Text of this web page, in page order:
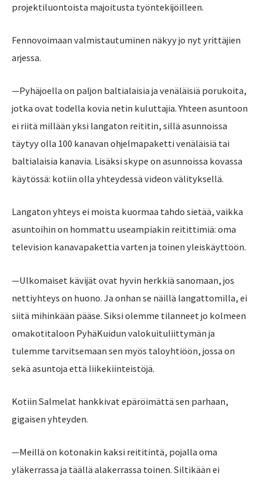
projektiluontoista majoitusta työntekijöilleen.
Fennovoimaan valmistautuminen näkyy jo nyt yrittäjien
arjessa.
—Pyhäjoella on paljon baltialaisia ja venäläisiä porukoita,
jotka ovat todella kovia netin kuluttajia. Yhteen asuntoon
ei riitä millään yksi langaton reititin, sillä asunnoissa
täytyy olla 100 kanavan ohjelmapaketti venäläisiä tai
baltialaisia kanavia. Lisäksi skype on asunnoissa kovassa
käytössä: kotiin olla yhteydessä videon välityksellä.
Langaton yhteys ei moista kuormaa tahdo sietää, vaikka
asuntoihin on hommattu useampiakin reitittimiä: oma
television kanavapakettia varten ja toinen yleiskäyttöön.
—Ulkomaiset kävijät ovat hyvin herkkiä sanomaan, jos
nettiyhteys on huono. Ja onhan se näillä langattomilla, ei
siitä mihinkään pääse. Siksi olemme tilanneet jo kolmeen
omakotitaloon PyhäKuidun valokuituliittymän ja
tulemme tarvitsemaan sen myös taloyhtiöön, jossa on
sekä asuntoja että liikekiinteistöjä.
Kotiin Salmelat hankkivat epäröimättä sen parhaan,
gigaisen yhteyden.
—Meillä on kotonakin kaksi reititintä, pojalla oma
yläkerrassa ja täällä alakerrassa toinen. Siltikään ei